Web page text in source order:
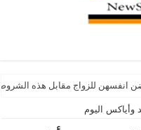
انفسهن للزواج مقابل هذه
وأياكس اليوم